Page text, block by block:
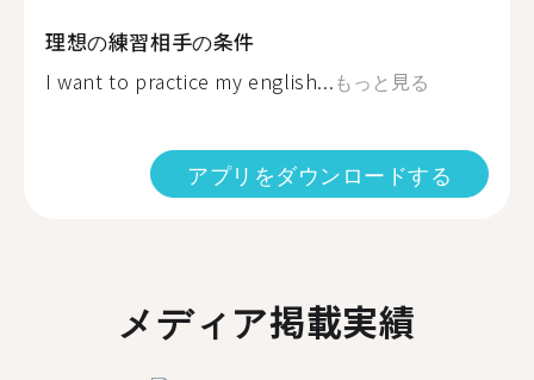
理想の練習相手の条件
I want to practice my english...もっと見る
アプリをダウンロードする
メディア掲載実績